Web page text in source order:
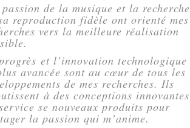
de la musique et la recherche
reproduction fidèle ont orienté mes
vers la meilleure réalisation
et l’innovation technologique
avancée sont au cœur de tous les
de mes recherches. Ils
à des conceptions innovantes
se nouveaux produits pour
la passion qui m’anime.